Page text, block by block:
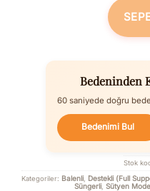
Bedeninden
60 saniyede doğru
Bedenimi Bul
Stok
Kategoriler: Balenli Destekli (Full
Süngerli Sütyen